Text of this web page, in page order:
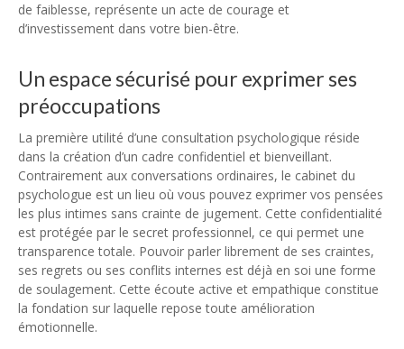
de faiblesse, représente un acte de courage et
d’investissement dans votre bien-être.
Un espace sécurisé pour exprimer ses
préoccupations
La première utilité d’une consultation psychologique réside
dans la création d’un cadre confidentiel et bienveillant.
Contrairement aux conversations ordinaires, le cabinet du
psychologue est un lieu où vous pouvez exprimer vos pensées
les plus intimes sans crainte de jugement. Cette confidentialité
est protégée par le secret professionnel, ce qui permet une
transparence totale. Pouvoir parler librement de ses craintes,
ses regrets ou ses conflits internes est déjà en soi une forme
de soulagement. Cette écoute active et empathique constitue
la fondation sur laquelle repose toute amélioration
émotionnelle.